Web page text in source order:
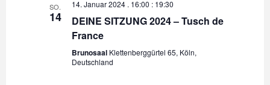
o
SO.
14
14. Januar 2024 . 16:00 : 19:30
DEINE SITZUNG 2024 – Tusch de
France
Brunosaal Klettenberggürtel 65, Köln,
Deutschland